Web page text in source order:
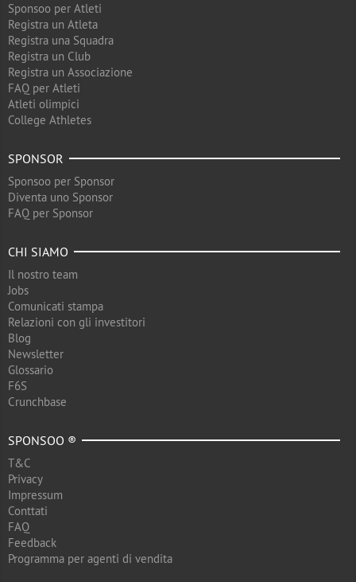
Sponsoo per Atleti
Registra un Atleta
Registra una Squadra
Registra un Club
Registra un Associazione
FAQ per Atleti
Atleti olimpici
College Athletes
SPONSOR
Sponsoo per Sponsor
Diventa uno Sponsor
FAQ per Sponsor
CHI SIAMO
Il nostro team
Jobs
Comunicati stampa
Relazioni con gli investitori
Blog
Newsletter
Glossario
F6S
Crunchbase
SPONSOO ®
T&C
Privacy
Impressum
Conttati
FAQ
Feedback
Programma per agenti di vendita